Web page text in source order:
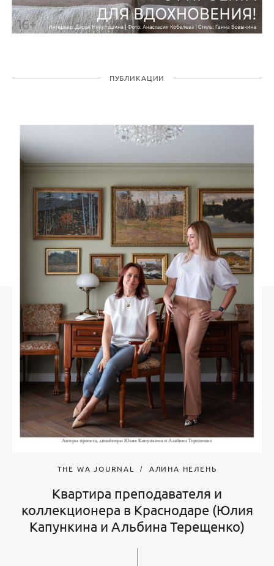
ПУБЛИКАЦИИ
THE WA JOURNAL АЛИНА НЕЛЕНЬ
Квартира преподавателя и
коллекционера в Краснодаре (Юлия
Капункина и Альбина Терещенко)